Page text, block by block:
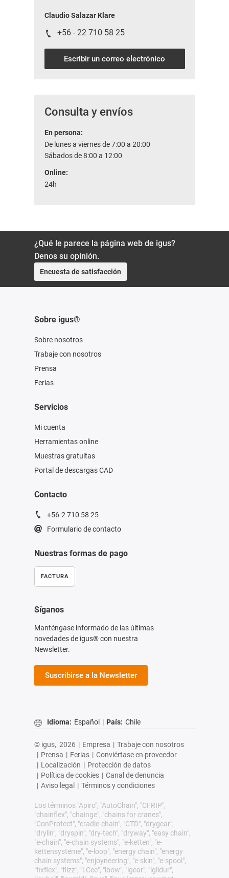
Claudio Salazar Klare
+56 - 22 710 58 25
Escribir un correo electrónico
Consulta y envíos
En persona:
De lunes a viernes de 7:00 a 20:00
Sábados de 8:00 a 12:00
Online:
24h
¿Qué le parece la página web de igus?
Denos su opinión.
Encuesta de satisfacción
Sobre igus®
Sobre nosotros
Trabaje con nosotros
Prensa
Ferias
Servicios
Mi cuenta
Herramientas online
Muestras gratuitas
Portal de descargas CAD
Contacto
+56-2 710 58 25
Formulario de contacto
Nuestras formas de pago
FACTURA
Síganos
Manténgase informado de las últimas
novedades de igus® con nuestra
Newsletter.
Suscribirse a la Newsletter
Idioma: Español | País: Chile
© igus, 2026 | Empresa | Trabaje con nosotros
| Prensa | Ferias | Conviértase en proveedor
| Localización | Protección de datos
| Política de cookies | Canal de denuncia
| Aviso legal | Términos y condiciones
Los términos "Apiro", "AutoChain", "CFRIP",
"chainflex", "chainge", "chains for cranes",
"ConProtect", "cradle-chain", "CTD", "drygear",
"drylin", "dryspin", "dry-tech", "dryway", "easy chain",
"e-chain", "e-chain systems", "e-ketten", "e-
kettensysteme", "e-loop", "energy chain", "energy
chain systems", "enjoyneering", "e-skin", "e-spool",
"fixflex", "flizz", "i.Cee", "ibow", "igear", "iglidur",